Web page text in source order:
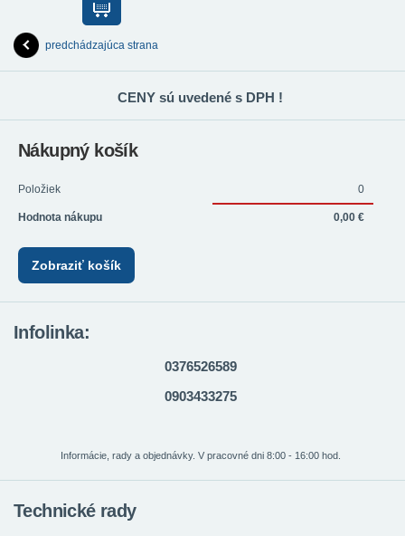
predchádzajúca strana
CENY sú uvedené s DPH !
Nákupný košík
Položiek 0
Hodnota nákupu 0,00 €
Zobraziť košík
Infolinka:
0376526589
0903433275
Informácie, rady a objednávky. V pracovné dni 8:00 - 16:00 hod.
Technické rady